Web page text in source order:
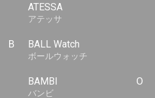
ATESSA
アテッサ
B BALL Watch
ボールウォッチ
BAMBI
バンビ
O